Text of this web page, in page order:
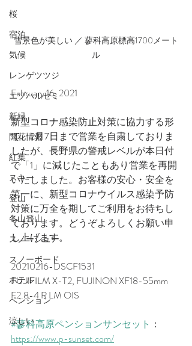
桜
宿泊
気候
レンゲツツジ
エゾハルゼミ
新緑
開花情報
紅葉
スキー
登山
冬山登山
スノーシュー
スノーボード
ホテル
ペンション
涼しい
雪景色が美しい ／ 蓼科高原標高1700メート
ル
February 16, 2021
新型コロナ感染防止対策に協力する形
で、2月7日まで営業を自粛しておりま
したが、長野県の警戒レベルが本日付
で「1」に減じたこともあり営業を再開
いたしました。お客様の安心・安全を
第一に、新型コロナウイルス感染予防
対策に万全を期してご利用をお待ちし
ております。どうぞよろしくお願い申
し上げます。
20210216-DSCF1531
FUJIFILM X-T2, FUJINON XF18-55mm
F2.8-4 R LM OIS
#蓼科高原ペンションサンセット ：
https://www.p-sunset.com/​